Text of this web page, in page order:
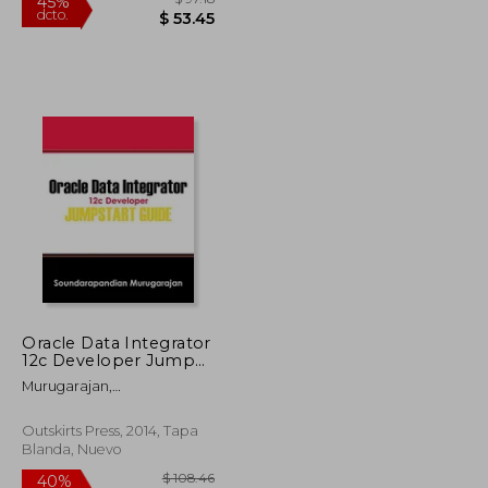
$ 89.40
$ 49.17
Oracle Data Integrator
12c Developer Jump
Start Guide (en Inglés)
Murugarajan,
Outskirts Press, 2014, Tapa
Blanda, Nuevo